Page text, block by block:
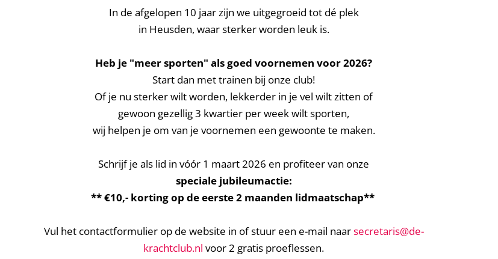
In de afgelopen 10 jaar zijn we uitgegroeid tot dé plek
in Heusden, waar sterker worden leuk is.
Heb je "meer sporten" als goed voornemen voor 2026?
Start dan met trainen bij onze club!
Of je nu sterker wilt worden, lekkerder in je vel wilt zitten of
gewoon gezellig 3 kwartier per week wilt sporten,
wij helpen je om van je voornemen een gewoonte te maken.
Schrijf je als lid in vóór 1 maart 2026 en profiteer van onze
speciale jubileumactie:
** €10,- korting op de eerste 2 maanden lidmaatschap**
Vul het contactformulier op de website in of stuur een e-mail naarsecretaris@de-
krachtclub.nl voor 2 gratis proeflessen.